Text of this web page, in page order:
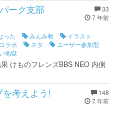
33
7 年前
ーク支部
った みんみ教
イラスト
コラボ ネタ
ユーザー参加型
地獄
けものフレンズBBS NEO 内側
148
7 年前
考えよう!